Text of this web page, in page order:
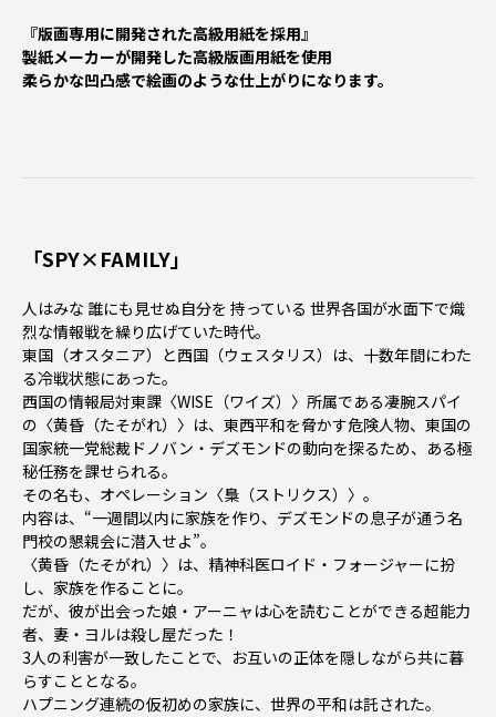
『版画専用に開発された高級用紙を採用』
製紙メーカーが開発した高級版画用紙を使用
柔らかな凹凸感で絵画のような仕上がりになります。
「SPY×FAMILY」
人はみな 誰にも見せぬ自分を 持っている―― 世界各国が水面下で熾
烈な情報戦を繰り広げていた時代。
東国（オスタニア）と西国（ウェスタリス）は、十数年間にわた
る冷戦状態にあった。
西国の情報局対東課〈WISE（ワイズ）〉所属である凄腕スパイ
の〈黄昏（たそがれ）〉は、東西平和を脅かす危険人物、東国の
国家統一党総裁ドノバン・デズモンドの動向を探るため、ある極
秘任務を課せられる。
その名も、オペレーション〈梟（ストリクス）〉。
内容は、“一週間以内に家族を作り、デズモンドの息子が通う名
門校の懇親会に潜入せよ”。
〈黄昏（たそがれ）〉は、精神科医ロイド・フォージャーに扮
し、家族を作ることに。
だが、彼が出会った娘・アーニャは心を読むことができる超能力
者、妻・ヨルは殺し屋だった！
3人の利害が一致したことで、お互いの正体を隠しながら共に暮
らすこととなる。
ハプニング連続の仮初めの家族に、世界の平和は託された――。